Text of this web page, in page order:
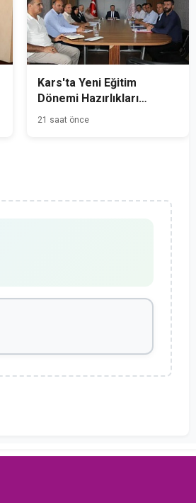
Kars'ta Yeni Eğitim
Dönemi Hazırlıkları
Başladı
21 saat önce